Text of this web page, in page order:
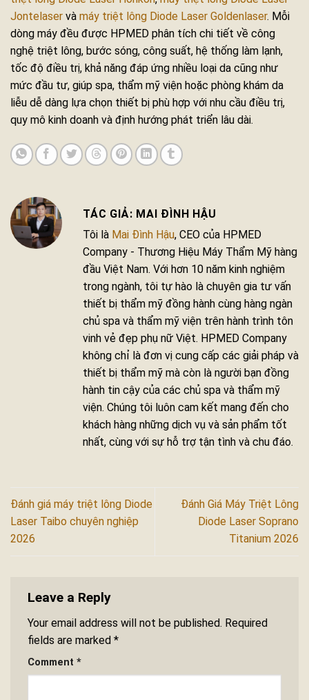
Jontelaser và máy triệt lông Diode Laser Goldenlaser. Mỗi
dòng máy đều được HPMED phân tích chi tiết về công
nghệ triệt lông, bước sóng, công suất, hệ thống làm lạnh,
tốc độ điều trị, khả năng đáp ứng nhiều loại da cũng như
mức đầu tư, giúp spa, thẩm mỹ viện hoặc phòng khám da
liễu dễ dàng lựa chọn thiết bị phù hợp với nhu cầu điều trị,
quy mô kinh doanh và định hướng phát triển lâu dài.
MAI ĐÌNH HẬU
Tôi là Mai Đình Hậu, CEO của HPMED
Company - Thương Hiệu Máy Thẩm Mỹ hàng
đầu Việt Nam. Với hơn 10 năm kinh nghiệm
trong ngành, tôi tự hào là chuyên gia tư vấn
thiết bị thẩm mỹ đồng hành cùng hàng ngàn
chủ spa và thẩm mỹ viện trên hành trình tôn
vinh vẻ đẹp phụ nữ Việt. HPMED Company
không chỉ là đơn vị cung cấp các giải pháp và
thiết bị thẩm mỹ mà còn là người bạn đồng
hành tin cậy của các chủ spa và thẩm mỹ
viện. Chúng tôi luôn cam kết mang đến cho
khách hàng những dịch vụ và sản phẩm tốt
nhất, cùng với sự hỗ trợ tận tình và chu đáo.
Đánh giá máy triệt lông Diode
Laser Taibo chuyên nghiệp
2026
Đánh Giá Máy Triệt Lông
Diode Laser Soprano
Titanium 2026
Leave a Reply
Your email address will not be published. Required
fields are marked *
Comment *